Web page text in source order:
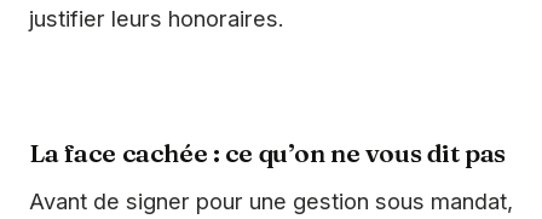
justifier leurs honoraires.
La face cachée : ce qu’on ne vous dit pas
Avant de signer pour une gestion sous mandat,